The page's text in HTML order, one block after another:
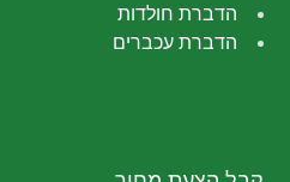
הדברת חולדות
הדברת עכברים